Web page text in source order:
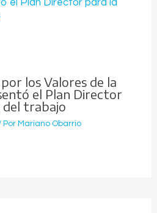
los Valores de la
el Plan Director
trabajo
Por Mariano Obarrio